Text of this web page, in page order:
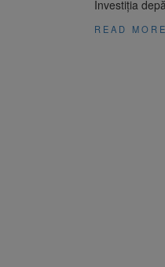
Investiţia
READ MORE